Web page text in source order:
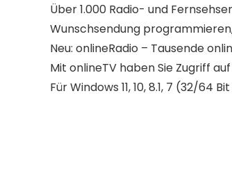
Über 1.000 Radio- und
Wunschsendung
Neu: onlineRadio – Tausende
Mit onlineTV haben Sie Zugriff
Für Windows 11, 10, 8.1, 7 (32/64